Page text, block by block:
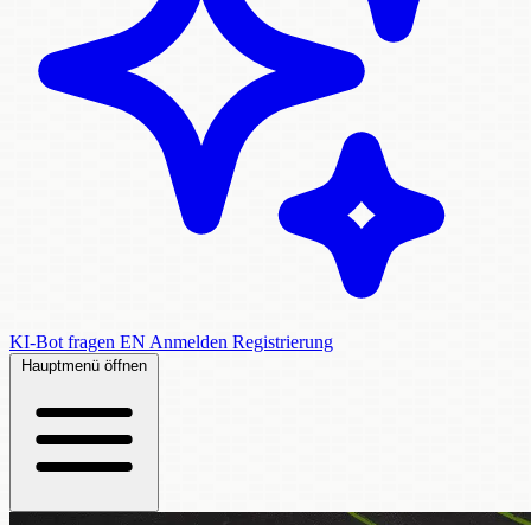
KI-Bot fragen EN Anmelden Registrierung
Hauptmenü öffnen